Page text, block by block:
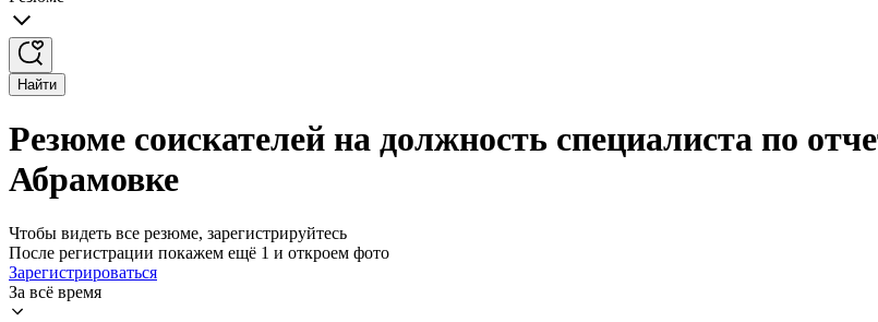
Найти
Резюме соискателей на должность специалиста по
Абрамовке
Чтобы видеть все резюме, зарегистрируйтесь
После регистрации покажем ещё 1 и откроем фото
Зарегистрироваться
За всё время